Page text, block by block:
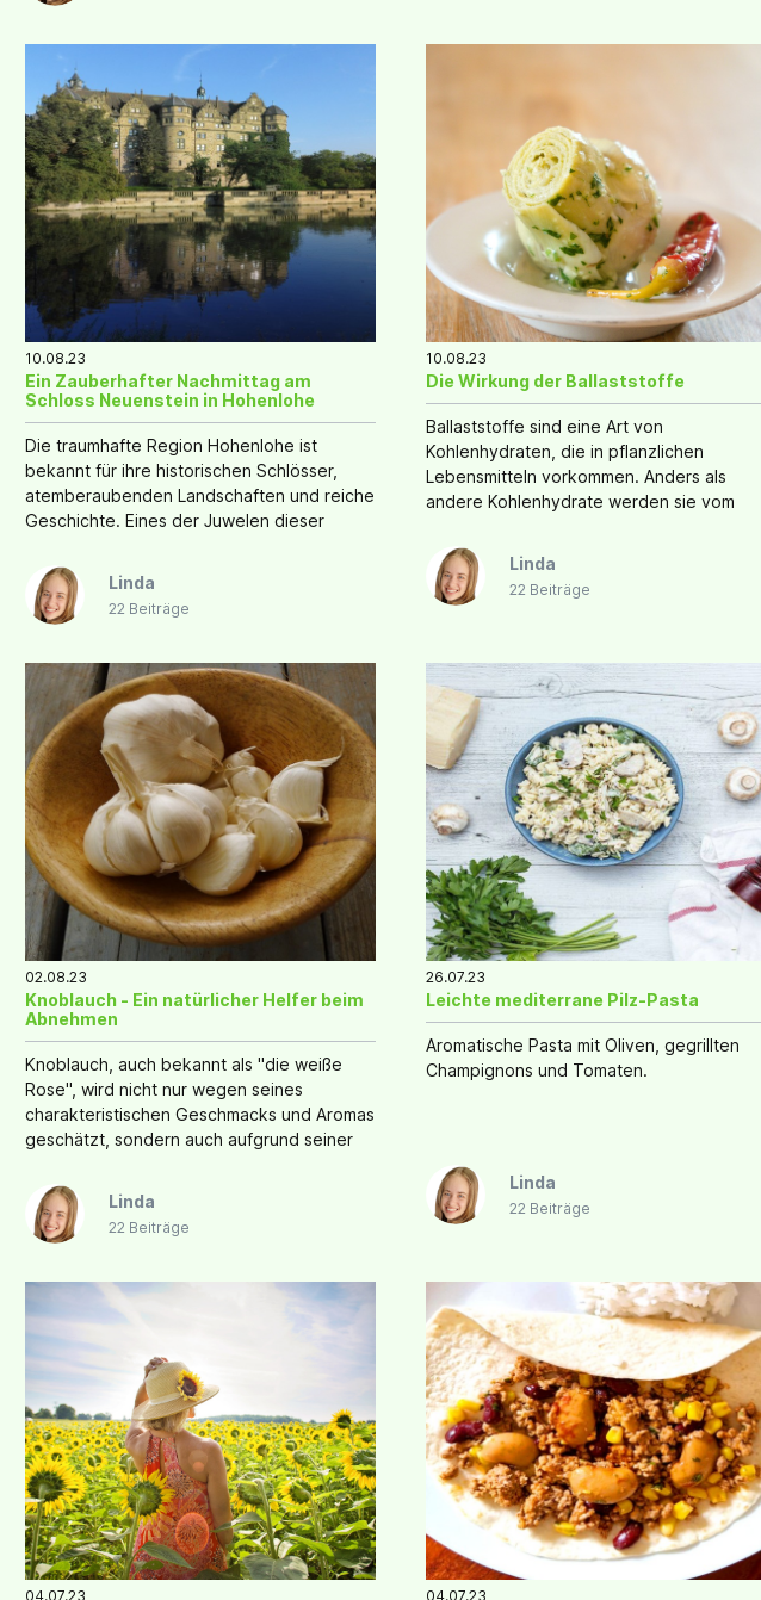
10.08.23
Ein Zauberhafter Nachmittag am
Schloss Neuenstein in Hohenlohe
Die traumhafte Region Hohenlohe ist
bekannt für ihre historischen Schlösser,
atemberaubenden Landschaften und reiche
Geschichte. Eines der Juwelen dieser
Neuenstein.
Linda
22 Beiträge
10.08.23
Die Wirkung der Ballaststoffe
Ballaststoffe sind eine Art von
Kohlenhydraten, die in pflanzlichen
Lebensmitteln vorkommen. Anders als
andere Kohlenhydrate werden sie vom
Stattdessen passieren sie den Magen-
Darm-Trakt nahezu unverändert und haben
Linda
22 Beiträge
02.08.23
Knoblauch - Ein natürlicher Helfer beim
Abnehmen
Knoblauch, auch bekannt als "die weiße
Rose", wird nicht nur wegen seines
charakteristischen Geschmacks und Aromas
geschätzt, sondern auch aufgrund seiner
Linda
22 Beiträge
26.07.23
Leichte mediterrane Pilz-Pasta
Aromatische Pasta mit Oliven, gegrillten
Champignons und Tomaten.
Linda
22 Beiträge
04.07.23 04.07.23